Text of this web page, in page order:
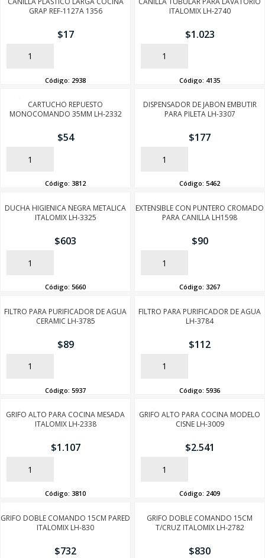
GRAP REF-1127A 1356
$17
AÑADIR
Código: 2938
ITALOMIX LH-2740
$1.023
AÑADIR
Código: 4135
CARTUCHO REPUESTO
MONOCOMANDO 35MM LH-2332
$54
AÑADIR
Código: 3812
DISPENSADOR DE JABON EMBUTIR
PARA PILETA LH-3307
$177
AÑADIR
Código: 5462
DUCHA HIGIENICA NEGRA METALICA
ITALOMIX LH-3325
$603
AÑADIR
Código: 5660
EXTENSIBLE CON PUNTERO CROMADO
PARA CANILLA LH1598
$90
AÑADIR
Código: 3267
FILTRO PARA PURIFICADOR DE AGUA
CERAMIC LH-3785
$89
AÑADIR
Código: 5937
FILTRO PARA PURIFICADOR DE AGUA
LH-3784
$112
AÑADIR
Código: 5936
GRIFO ALTO PARA COCINA MESADA
ITALOMIX LH-2338
$1.107
AÑADIR
Código: 3810
GRIFO ALTO PARA COCINA MODELO
CISNE LH-3009
$2.541
AÑADIR
Código: 2409
GRIFO DOBLE COMANDO 15CM PARED
ITALOMIX LH-830
$732
GRIFO DOBLE COMANDO 15CM
T/CRUZ ITALOMIX LH-2782
$830
FINALIZÁ TU COMPRA